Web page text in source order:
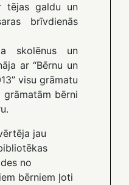
tējas galdu un
brīvdienās
skolēnus un
ar “Bērnu un
visu grāmatu
bērni
jau
no
bērniem ļoti